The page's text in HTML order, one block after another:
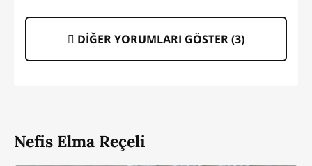
DİĞER YORUMLARI GÖSTER (3)
Nefis Elma Reçeli